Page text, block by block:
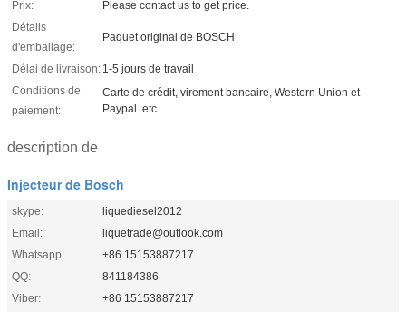
Prix:
Please contact us to get price.
Détails
d'emballage:
Paquet original de BOSCH
Délai de livraison: 1-5 jours de travail
Conditions de
paiement:
Carte de crédit, virement bancaire, Western Union et
Paypal. etc.
description de
Injecteur de Bosch
skype:
liquediesel2012
Email:
liquetrade@outlook.com
Whatsapp:
+86 15153887217
QQ:
841184386
Viber:
+86 15153887217